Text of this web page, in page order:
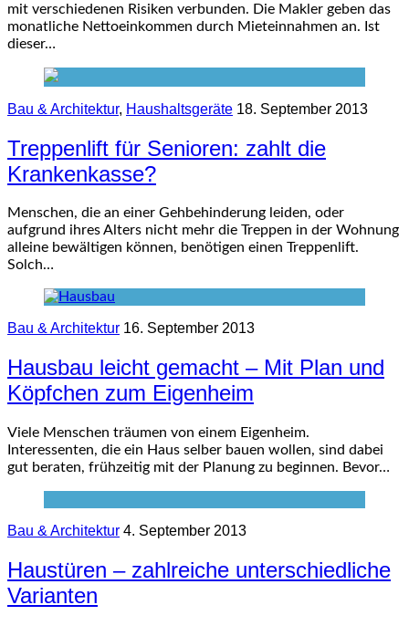
mit verschiedenen Risiken verbunden. Die Makler geben das
monatliche Nettoeinkommen durch Mieteinnahmen an. Ist
dieser…
Bau & Architektur, Haushaltsgeräte 18. September 2013
Treppenlift für Senioren: zahlt die
Krankenkasse?
Menschen, die an einer Gehbehinderung leiden, oder
aufgrund ihres Alters nicht mehr die Treppen in der Wohnung
alleine bewältigen können, benötigen einen Treppenlift.
Solch…
Bau & Architektur 16. September 2013
Hausbau leicht gemacht – Mit Plan und
Köpfchen zum Eigenheim
Viele Menschen träumen von einem Eigenheim.
Interessenten, die ein Haus selber bauen wollen, sind dabei
gut beraten, frühzeitig mit der Planung zu beginnen. Bevor…
Bau & Architektur 4. September 2013
Haustüren – zahlreiche unterschiedliche
Varianten